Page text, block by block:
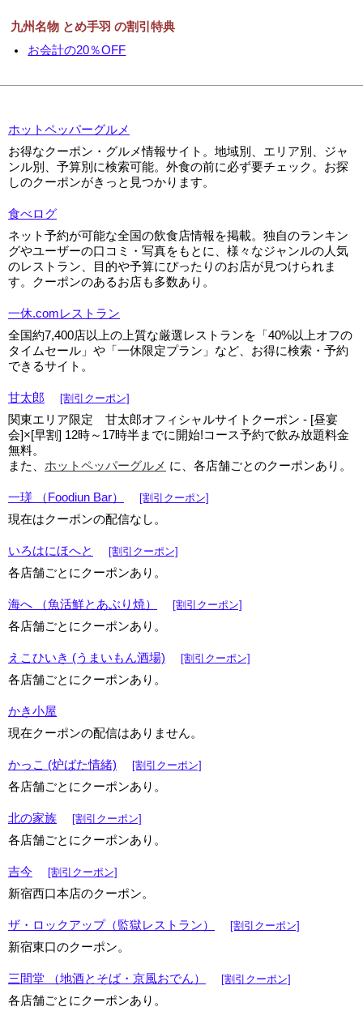
九州名物 とめ手羽 の割引特典
お会計の20％OFF
ホットペッパーグルメ
お得なクーポン・グルメ情報サイト。地域別、エリア別、ジャ
ンル別、予算別に検索可能。外食の前に必ず要チェック。お探
しのクーポンがきっと見つかります。
食べログ
ネット予約が可能な全国の飲食店情報を掲載。独自のランキン
グやユーザーの口コミ・写真をもとに、様々なジャンルの人気
のレストラン、目的や予算にぴったりのお店が見つけられま
す。クーポンのあるお店も多数あり。
一休.comレストラン
全国約7,400店以上の上質な厳選レストランを「40%以上オフの
タイムセール」や「一休限定プラン」など、お得に検索・予約
できるサイト。
甘太郎 [割引クーポン]
関東エリア限定 甘太郎オフィシャルサイトクーポン - [昼宴
会]×[早割] 12時～17時半までに開始!コース予約で飲み放題料金
無料。
また、 ホットペッパーグルメ に、各店舗ごとのクーポンあり。
一瑳 （Foodiun Bar） [割引クーポン]
現在はクーポンの配信なし。
いろはにほへと [割引クーポン]
各店舗ごとにクーポンあり。
海へ （魚活鮮とあぶり焼） [割引クーポン]
各店舗ごとにクーポンあり。
えこひいき (うまいもん酒場) [割引クーポン]
各店舗ごとにクーポンあり。
かき小屋
現在クーポンの配信はありません。
かっこ (炉ばた情緒) [割引クーポン]
各店舗ごとにクーポンあり。
北の家族 [割引クーポン]
各店舗ごとにクーポンあり。
吉今 [割引クーポン]
新宿西口本店のクーポン。
ザ・ロックアップ（監獄レストラン） [割引クーポン]
新宿東口のクーポン。
三間堂 （地酒とそば・京風おでん） [割引クーポン]
各店舗ごとにクーポンあり。